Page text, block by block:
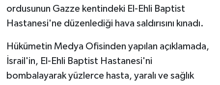
ordusunun Gazze kentindeki El-Ehli Baptist
Hastanesi'ne düzenlediği hava saldırısını kınadı.
Hükümetin Medya Ofisinden yapılan açıklamada,
İsrail'in, El-Ehli Baptist Hastanesi'ni
bombalayarak yüzlerce hasta, yaralı ve sağlık